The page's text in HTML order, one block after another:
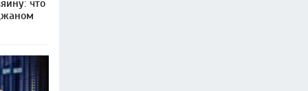
что